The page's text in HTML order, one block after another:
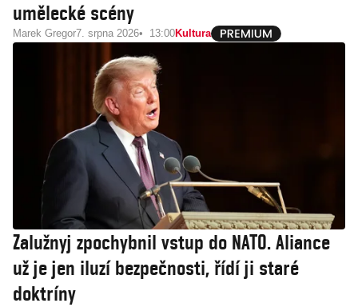
umělecké scény
Marek Gregor7. srpna 2026 13:00Kultura
Zalužnyj zpochybnil vstup do NATO. Aliance
už je jen iluzí bezpečnosti, řídí ji staré
doktríny